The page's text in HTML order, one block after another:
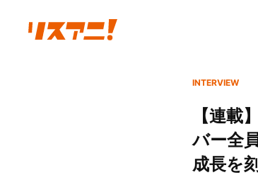
INTERVIEW
【連
バー全
成長を